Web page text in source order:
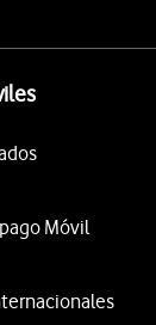
Móvil